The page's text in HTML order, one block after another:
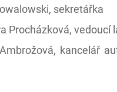
sekretářka
Procházková, vedoucí
kancelář